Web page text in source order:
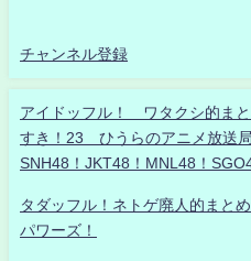
チャンネル登録
アイドッフル！ ワタクシ的ま
すき！23 ひうらのアニメ放送
SNH48！JKT48！MNL48！
タダッフル！ネトゲ廃人的まと
パワーズ！